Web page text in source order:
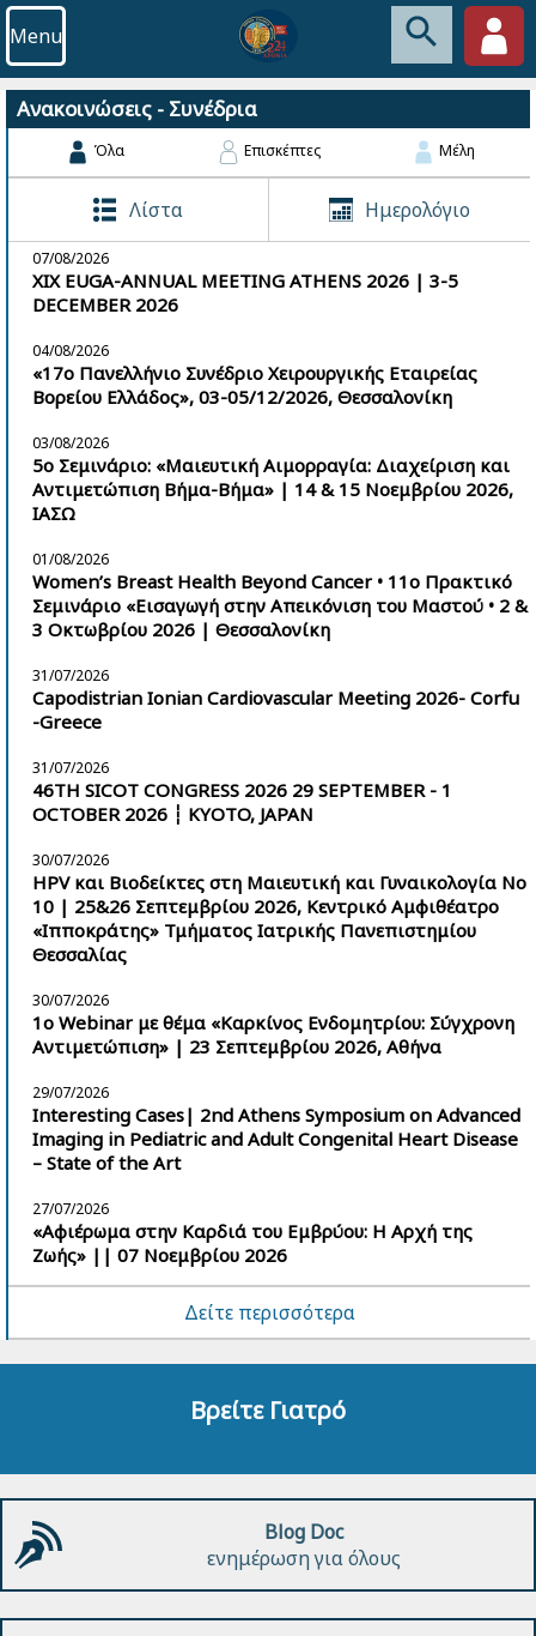
Menu
Ανακοινώσεις - Συνέδρια
Όλα Επισκέπτες Μέλη
Λίστα Ημερολόγιο
07/08/2026
XIX EUGA-ANNUAL MEETING ATHENS 2026 | 3-5
DECEMBER 2026
04/08/2026
«17ο Πανελλήνιο Συνέδριο Χειρουργικής Εταιρείας
Βορείου Ελλάδος», 03-05/12/2026, Θεσσαλονίκη
03/08/2026
5ο Σεμινάριο: «Μαιευτική Αιμορραγία: Διαχείριση και
Αντιμετώπιση Βήμα-Βήμα» | 14 & 15 Νοεμβρίου 2026,
ΙΑΣΩ
01/08/2026
Women’s Breast Health Beyond Cancer • 11ο Πρακτικό
Σεμινάριο «Εισαγωγή στην Απεικόνιση του Μαστού • 2 &
3 Οκτωβρίου 2026 | Θεσσαλονίκη
31/07/2026
Capodistrian Ionian Cardiovascular Meeting 2026- Corfu
-Greece
31/07/2026
46TH SICOT CONGRESS 2026 29 SEPTEMBER - 1
OCTOBER 2026 ┆ KYOTO, JAPAN
30/07/2026
HPV και Βιοδείκτες στη Μαιευτική και Γυναικολογία Νο
10 | 25&26 Σεπτεμβρίου 2026, Κεντρικό Αμφιθέατρο
«Ιπποκράτης» Τμήματος Ιατρικής Πανεπιστημίου
Θεσσαλίας
30/07/2026
1ο Webinar με θέμα «Καρκίνος Ενδομητρίου: Σύγχρονη
Αντιμετώπιση» | 23 Σεπτεμβρίου 2026, Αθήνα
29/07/2026
Interesting Cases| 2nd Athens Symposium on Advanced
Imaging in Pediatric and Adult Congenital Heart Disease
– State of the Art
27/07/2026
«Αφιέρωμα στην Καρδιά του Εμβρύου: Η Αρχή της
Ζωής» || 07 Νοεμβρίου 2026
Δείτε περισσότερα
Βρείτε Γιατρό
Blog Doc
ενημέρωση για όλους